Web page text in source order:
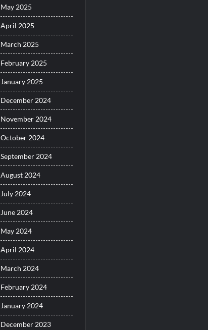
May 2025
April 2025
March 2025
February 2025
January 2025
December 2024
November 2024
October 2024
September 2024
August 2024
July 2024
June 2024
May 2024
April 2024
March 2024
February 2024
January 2024
December 2023